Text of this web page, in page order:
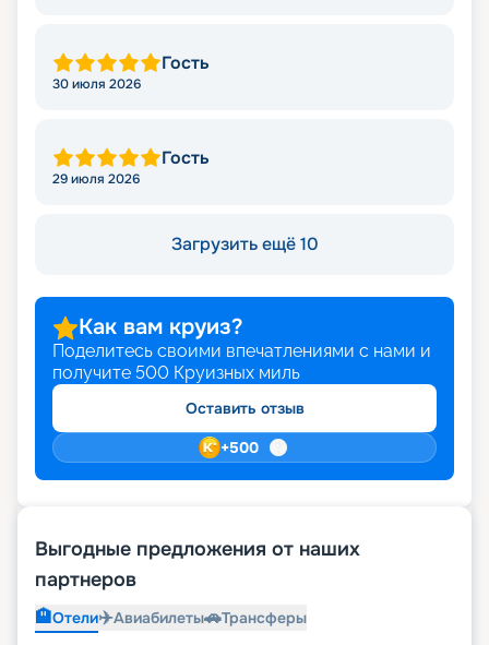
Гость
30 июля 2026
Гость
29 июля 2026
Загрузить ещё 10
Как вам круиз?
Поделитесь своими впечатлениями с нами и
получите 500 Круизных миль
Оставить отзыв
+500
Выгодные предложения от наших
партнеров
🏨Отели✈️Авиабилеты🚗Трансферы